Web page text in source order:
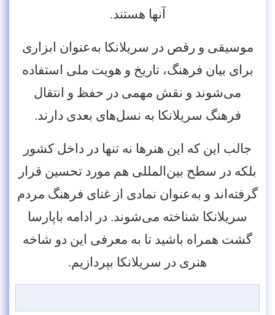
آنها هستند.
موسیقی و رقص در سریلانکا به‌عنوان ابزاری
برای بیان فرهنگ، تاریخ و هویت ملی استفاده
می‌شوند و نقش مهمی در حفظ و انتقال
فرهنگ سریلانکا به نسل‌های بعدی دارند.
جالب این که این هنرها نه ‌تنها در داخل کشور
بلکه در سطح بین‌المللی هم مورد تحسین قرار
گرفته‌اند و به‌عنوان نمادی از غنای فرهنگ مردم
سریلانکا شناخته می‌شوند. در ادامه باپارسا
گشت همراه باشید تا به معرفی این دو شاخه
هنری در سریلانکا بپردازیم.